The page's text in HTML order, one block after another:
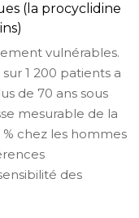
(la procyclidine
vulnérables.
1 200 patients a
de 70 ans sous
mesurable de la
chez les hommes
des